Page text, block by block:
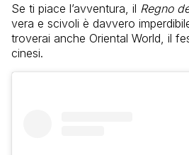
Se ti piace l’avventura, il Regno
vera e scivoli è davvero
troverai anche Oriental World, il
cinesi.